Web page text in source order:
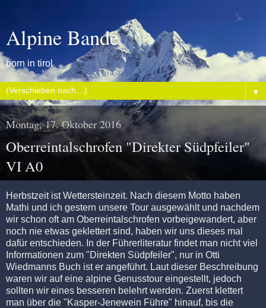
Alpine Bande
born in tirol
▼
Montag, 17. Oktober 2016
Oberreintalschrofen "Direkter Südpfeiler"
VI A0
Herbstzeit ist Wettersteinzeit. Nach diesem Motto haben
Mathi und ich gestern unsere Tour ausgewählt und nachdem
wir schon oft am Oberreintalschrofen vorbeigewandert, aber
noch nie etwas geklettert sind, haben wir uns dieses mal
dafür entschieden. In der Führerliteratur findet man nicht viel
Informationen zum "Direkten Südpfeiler", nur in Otti
Wiedmanns Buch ist er angeführt. Laut dieser Beschreibung
waren wir auf eine alpine Genusstour eingestellt, jedoch
sollten wir eines besseren belehrt werden. Zuerst klettert
man über die "Kasper-Jenewein Führe" hinauf, bis die